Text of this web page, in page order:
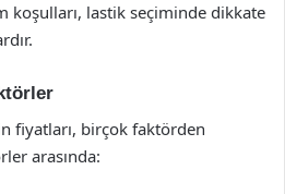
koşulları, lastik seçiminde dikkate
fiyatları, birçok faktörden
arasında: